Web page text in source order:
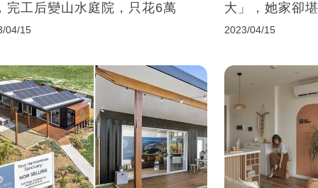
完工后變山水庭院，只花6萬
04/15
大」，她家卻
2023/04/15